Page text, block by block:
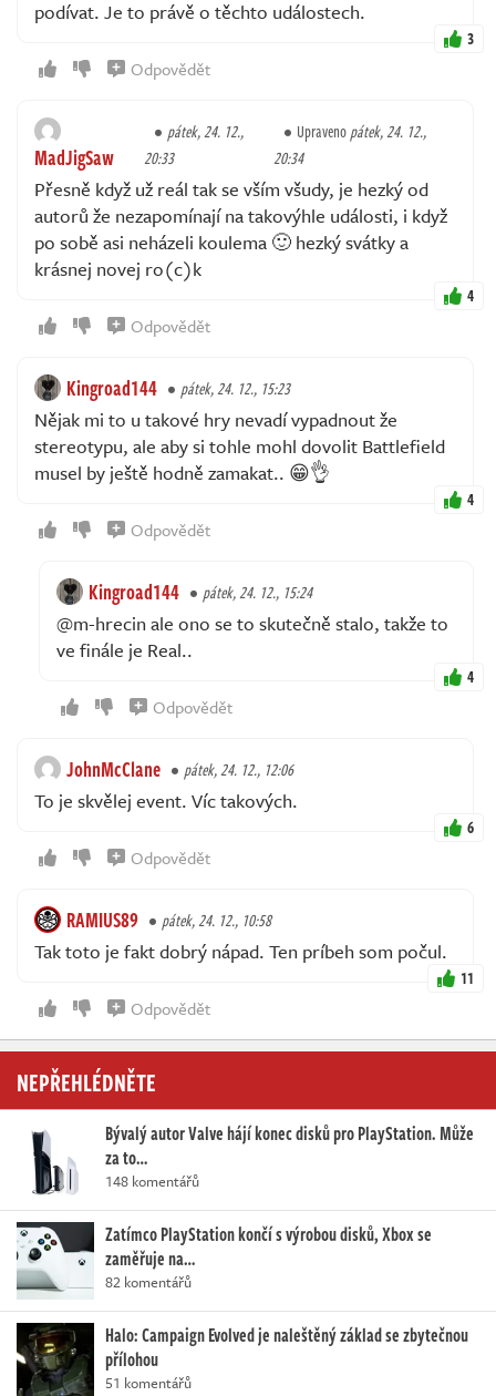
podívat. Je to právě o těchto událostech.
3
Odpovědět
MadJigSaw
pátek, 24. 12.,
20:33
Upravenopátek, 24. 12.,
20:34
Přesně když už reál tak se vším všudy, je hezký od
autorů že nezapomínají na takovýhle události, i když
po sobě asi neházeli koulema 🙂 hezký svátky a
krásnej novej ro(c)k
4
Odpovědět
Kingroad144 pátek, 24. 12., 15:23
Nějak mi to u takové hry nevadí vypadnout že
stereotypu, ale aby si tohle mohl dovolit Battlefield
musel by ještě hodně zamakat.. 😁👌
4
Odpovědět
Kingroad144 pátek, 24. 12., 15:24
@m-hrecin ale ono se to skutečně stalo, takže to
ve finále je Real..
4
Odpovědět
JohnMcClane pátek, 24. 12., 12:06
To je skvělej event. Víc takových.
6
Odpovědět
RAMIUS89 pátek, 24. 12., 10:58
Tak toto je fakt dobrý nápad. Ten príbeh som počul.
11
Odpovědět
NEPŘEHLÉDNĚTE
Bývalý autor Valve hájí konec disků pro PlayStation. Může
za to…
148 komentářů
Zatímco PlayStation končí s výrobou disků, Xbox se
zaměřuje na…
82 komentářů
Halo: Campaign Evolved je naleštěný základ se zbytečnou
přílohou
51 komentářů